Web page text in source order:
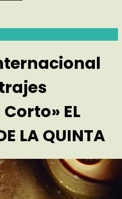
EL
LA QUINTA